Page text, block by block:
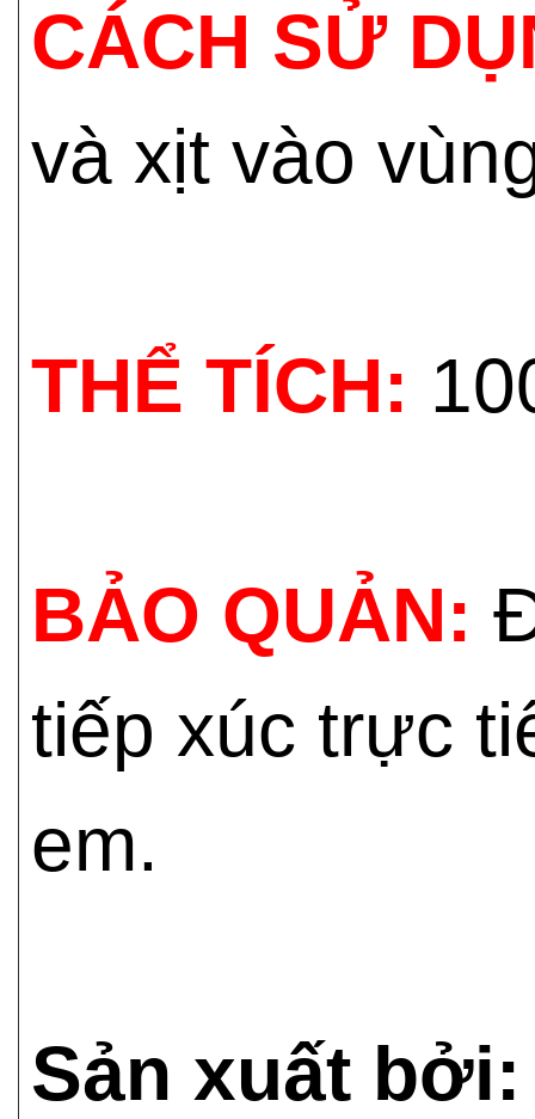
CÁCH SỬ
và xịt vào
THỂ TÍCH:
BẢO QUẢN:
tiếp xúc trực
em.
Sản xuất